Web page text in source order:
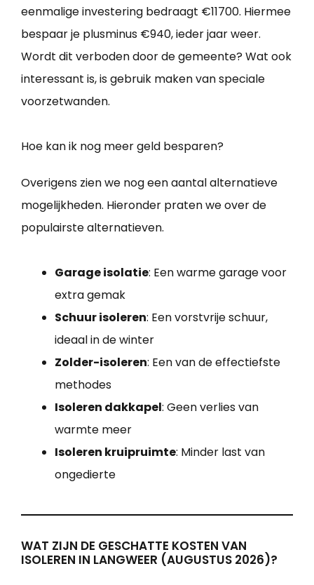
eenmalige investering bedraagt €11700. Hiermee
bespaar je plusminus €940, ieder jaar weer.
Wordt dit verboden door de gemeente? Wat ook
interessant is, is gebruik maken van speciale
voorzetwanden.
Hoe kan ik nog meer geld besparen?
Overigens zien we nog een aantal alternatieve
mogelijkheden. Hieronder praten we over de
populairste alternatieven.
Garage isolatie: Een warme garage voor
extra gemak
Schuur isoleren: Een vorstvrije schuur,
ideaal in de winter
Zolder-isoleren: Een van de effectiefste
methodes
Isoleren dakkapel: Geen verlies van
warmte meer
Isoleren kruipruimte: Minder last van
ongedierte
WAT ZIJN DE GESCHATTE KOSTEN VAN
ISOLEREN IN LANGWEER (AUGUSTUS 2026)?